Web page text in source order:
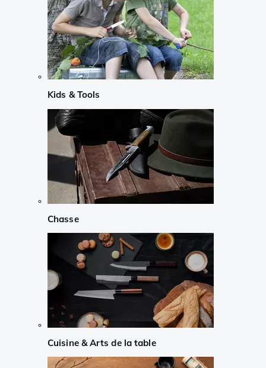
Kids & Tools
Chasse
Cuisine & Arts de la table